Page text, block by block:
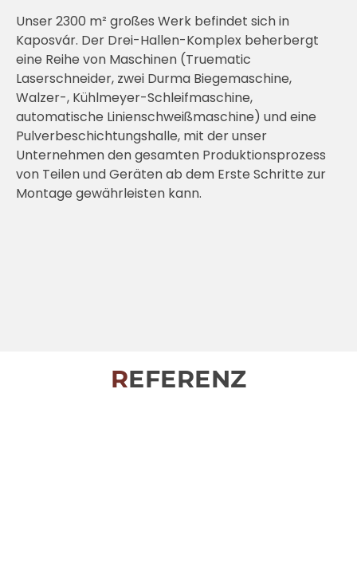
Unser 2300 m² großes Werk befindet sich in
Kaposvár. Der Drei-Hallen-Komplex beherbergt
eine Reihe von Maschinen (Truematic
Laserschneider, zwei Durma Biegemaschine,
Walzer-, Kühlmeyer-Schleifmaschine,
automatische Linienschweißmaschine) und eine
Pulverbeschichtungshalle, mit der unser
Unternehmen den gesamten Produktionsprozess
von Teilen und Geräten ab dem Erste Schritte zur
Montage gewährleisten kann.
REFERENZ